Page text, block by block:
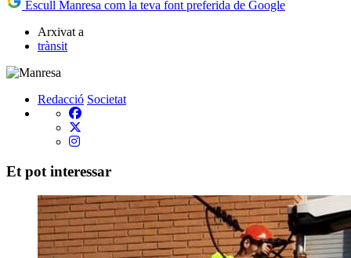
Escull Manresa com la teva font preferida de Google
Arxivat a
trànsit
Redacció Societat
Et pot interessar